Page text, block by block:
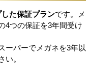
した保証プランです。メ
4つの保証を3年間受け
ーパーでメガネを3年以
い。